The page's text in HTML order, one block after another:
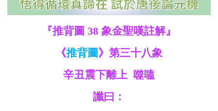
『推背圖 38 象金聖嘆註解』
《推背圖》第三十八象
辛丑震下離上 噬嗑
讖曰：